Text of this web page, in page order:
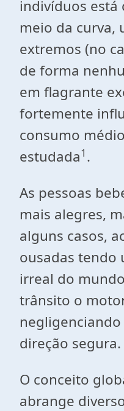
indivíduos está
meio da curva,
extremos (no
de forma
em flagrante
fortemente
consumo
estudada1 .
As pessoas
mais alegres,
alguns casos,
ousadas tendo
irreal do
trânsito o
direção segura.
O conceito
abrange